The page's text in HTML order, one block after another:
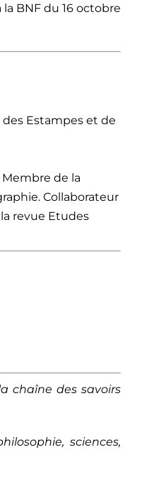
BNF du 16 octobre
Estampes et de
de la
Collaborateur
revue Etudes
chaîne des savoirs
sciences,